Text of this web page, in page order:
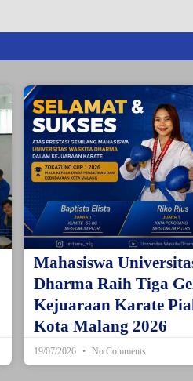
Mahasiswa
Dharma Raih Tiga
Kejuaraan Karate
Kota Malang 2026
19/07/2026 No Comments